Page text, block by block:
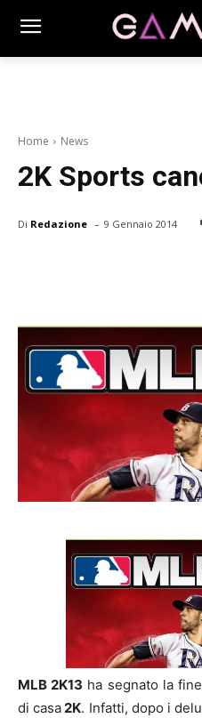
Home News
2K Sports
Di Redazione - 9 Gennaio 2014
MLB 2K13 ha segnato la
di casa2K. Infatti, dopo i